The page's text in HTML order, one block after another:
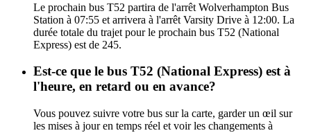
Le prochain bus T52 partira de l'arrêt Wolverhampton Bus
Station à 07:55 et arrivera à l'arrêt Varsity Drive à 12:00. La
durée totale du trajet pour le prochain bus T52 (National
Express) est de 245.
Est-ce que le bus T52 (National Express) est à
l'heure, en retard ou en avance?
Vous pouvez suivre votre bus sur la carte, garder un œil sur
les mises à jour en temps réel et voir les changements à